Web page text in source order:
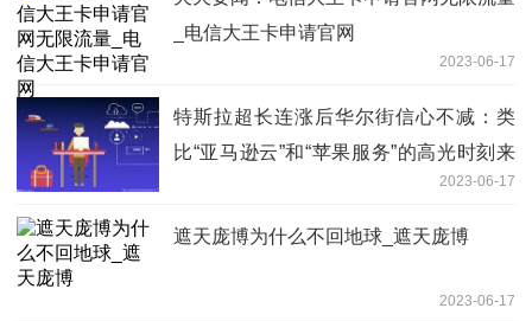
_电信大王卡申请官网
2023-06-17
特斯拉超长连涨后华尔街信心不减：类
比“亚马逊云”和“苹果服务”的高光时刻来
2023-06-17
遮天庞博为什么不回地球_遮天庞博
2023-06-17